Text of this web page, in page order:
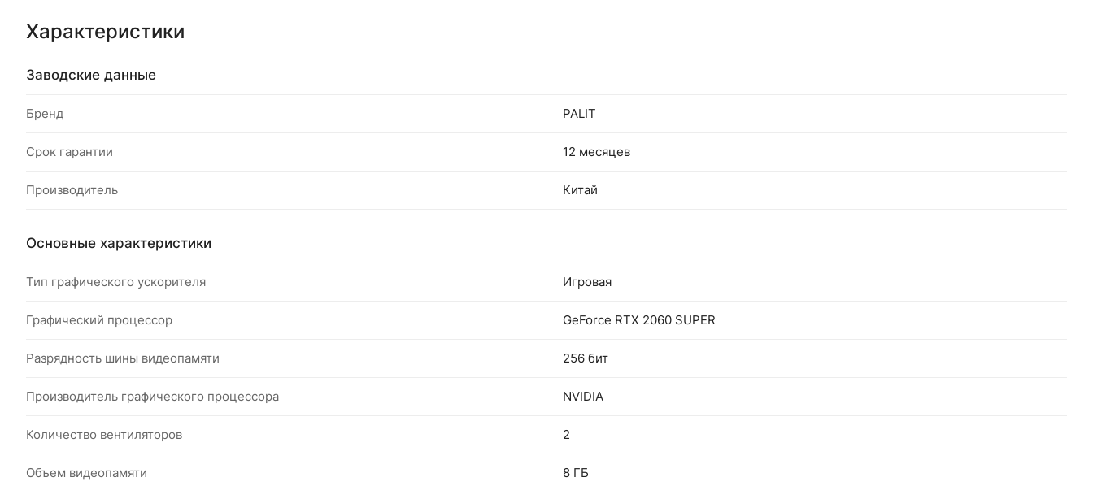
Характеристики
Заводские данные
Бренд PALIT
Срок гарантии 12 месяцев
Производитель Китай
Основные характеристики
Тип графического ускорителя Игровая
Графический процессор GeForce RTX 2060 SUPER
Разрядность шины видеопамяти 256 бит
Производитель графического процессора NVIDIA
Количество вентиляторов 2
Объем видеопамяти 8 ГБ